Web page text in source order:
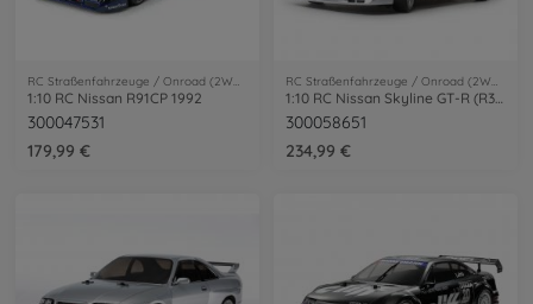
RC Straßenfahrzeuge / Onroad (2WD/4WD)
1:10 RC Nissan R91CP 1992
300047531
179,99 €
RC Straßenfahrzeuge / Onroad (2WD/4WD)
1:10 RC Nissan Skyline GT-R (R32) TT-02D
300058651
234,99 €